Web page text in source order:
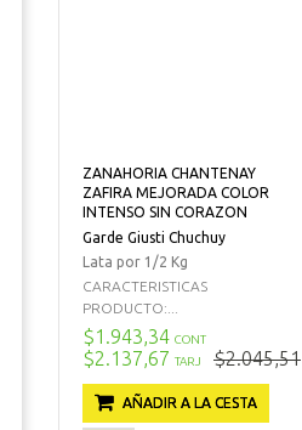
ZANAHORIA CHANTENAY
ZAFIRA MEJORADA COLOR
INTENSO SIN CORAZON
Garde Giusti Chuchuy
Lata por 1/2 Kg
CARACTERISTICAS
PRODUCTO:...
$1.943,34 CONT
$2.137,67 TARJ $2.045,51
AÑADIR A LA CESTA